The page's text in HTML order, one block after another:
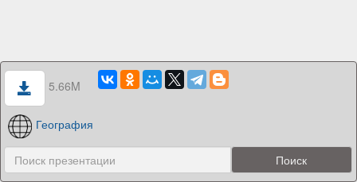
5.66M
География